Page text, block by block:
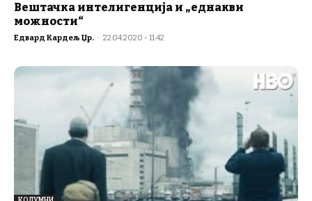
Вештачка интелигенција и „еднакви
можности“
Едвард Кардељ Џр. - 22.04.2020 - 11:42